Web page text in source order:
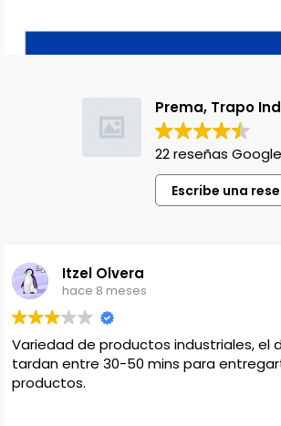
Prema, Trapo
22 reseñas Google
Escribe una
Lili Lopez
hace 1 año
Venden productos que no en
encuentras, el único detalle es que
estacionar, en la calle casi no hay